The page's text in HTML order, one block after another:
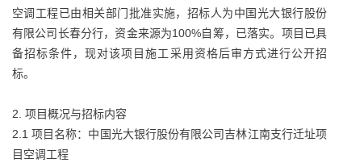
空调工程已由相关部门批准实施，招标人为中国光大银行股份
有限公司长春分行，资金来源为100%自筹，已落实。项目已具
备招标条件，现对该项目施工采用资格后审方式进行公开招
标。
2. 项目概况与招标内容
2.1 项目名称：中国光大银行股份有限公司吉林江南支行迁址项
目空调工程